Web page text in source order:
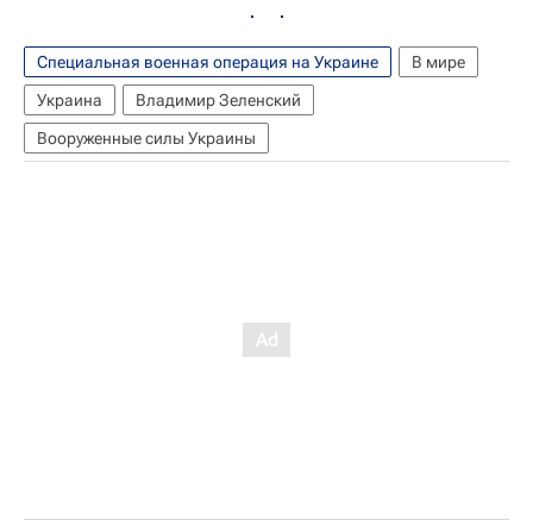
Специальная военная операция на Украине
В мире
Украина
Владимир Зеленский
Вооруженные силы Украины